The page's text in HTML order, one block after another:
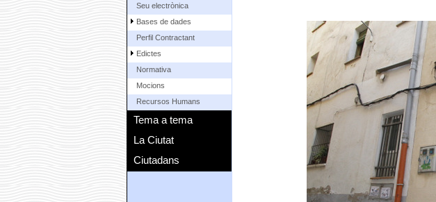
Seu electrònica
Bases de dades
Perfil Contractant
Edictes
Normativa
Mocions
Recursos Humans
Tema a tema
La Ciutat
Ciutadans